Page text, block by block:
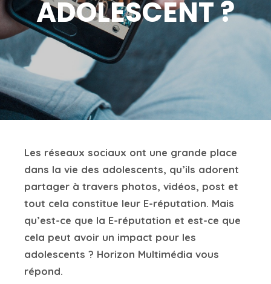
ADOLESCENT ?
Les réseaux sociaux ont une grande place
dans la vie des adolescents, qu’ils adorent
partager à travers photos, vidéos, post et
tout cela constitue leur E-réputation. Mais
qu’est-ce que la E-réputation et est-ce que
cela peut avoir un impact pour les
adolescents ? Horizon Multimédia vous
répond.